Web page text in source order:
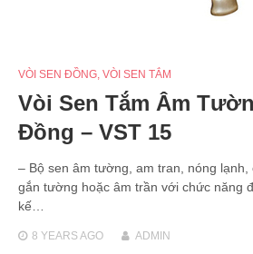
VÒI SEN ĐỒNG, VÒI SEN TẮM
Vòi Sen Tắm Âm
Đồng – VST 15
– Bộ sen âm tường, am tran, nóng lạnh,
gắn tường hoặc âm trần với chức năng
kế…
8 YEARSAGO ADMIN